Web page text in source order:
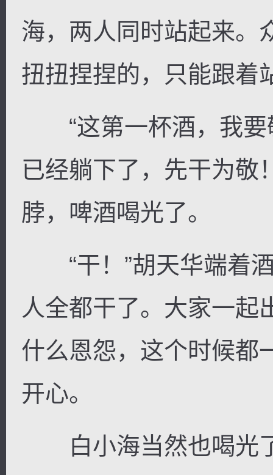
海，两人同时站起来。
扭扭捏捏的，只能跟着
“这第一杯酒，我要
已经躺下了，先干为敬
脖，啤酒喝光了。
“干！”胡天华端着酒
人全都干了。大家一起
什么恩怨，这个时候都
开心。
白小海当然也喝光